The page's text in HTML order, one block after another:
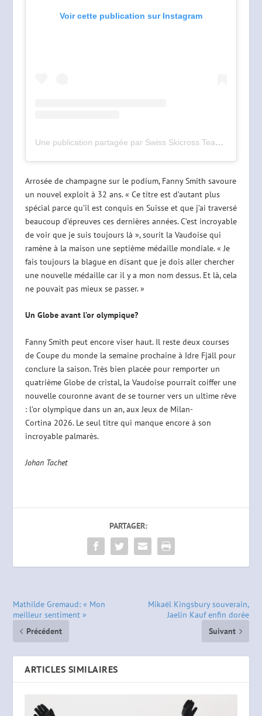
Voir cette publication sur Instagram
Une publication partagée par Swiss Skicross Team (@swissskicrossteam)
Arrosée de champagne sur le podium, Fanny Smith savoure
un nouvel exploit à 32 ans. « Ce titre est d’autant plus
spécial parce qu’il est conquis en Suisse et que j’ai traversé
beaucoup d’épreuves ces dernières années. C’est incroyable
de voir que je suis toujours là », sourit la Vaudoise qui
ramène à la maison une septième médaille mondiale. « Je
fais toujours la blague en disant que je dois aller chercher
une nouvelle médaille car il y a mon nom dessus. Et là, cela
ne pouvait pas mieux se passer. »
Un Globe avant l’or olympique?
Fanny Smith peut encore viser haut. Il reste deux courses
de Coupe du monde la semaine prochaine à Idre Fjäll pour
conclure la saison. Très bien placée pour remporter un
quatrième Globe de cristal, la Vaudoise pourrait coiffer une
nouvelle couronne avant de se tourner vers un ultime rêve
: l’or olympique dans un an, aux Jeux de Milan-
Cortina 2026. Le seul titre qui manque encore à son
incroyable palmarès.
Johan Tachet
PARTAGER:
Mathilde Gremaud: « Mon
meilleur sentiment »
Précédent
Mikaël Kingsbury souverain,
Jaelin Kauf enfin dorée
Suivant
ARTICLES SIMILAIRES